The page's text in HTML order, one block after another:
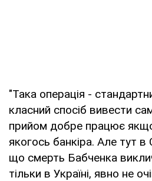
"Така операція -
класний спосіб вивести
прийом добре працює
якогось банкіра. Але тут
що смерть Бабченка
тільки в Україні, явно не